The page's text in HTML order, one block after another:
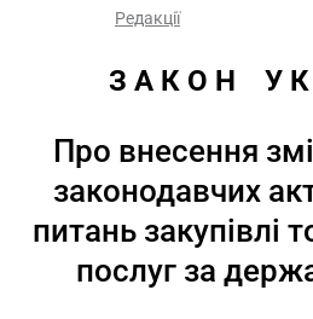
Редакції
З А К О Н    У К
Про внесення
законодавчих
питань закупівлі
послуг за